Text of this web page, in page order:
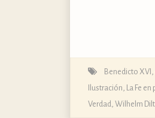
Benedicto XVI ,
Ilustración, La Fe
Verdad, Wilhelm